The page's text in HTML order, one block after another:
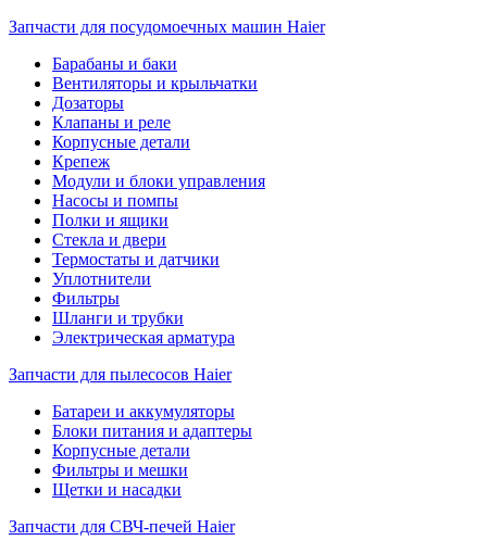
Запчасти для посудомоечных машин Haier
Барабаны и баки
Вентиляторы и крыльчатки
Дозаторы
Клапаны и реле
Корпусные детали
Крепеж
Модули и блоки управления
Насосы и помпы
Полки и ящики
Стекла и двери
Термостаты и датчики
Уплотнители
Фильтры
Шланги и трубки
Электрическая арматура
Запчасти для пылесосов Haier
Батареи и аккумуляторы
Блоки питания и адаптеры
Корпусные детали
Фильтры и мешки
Щетки и насадки
Запчасти для СВЧ-печей Haier